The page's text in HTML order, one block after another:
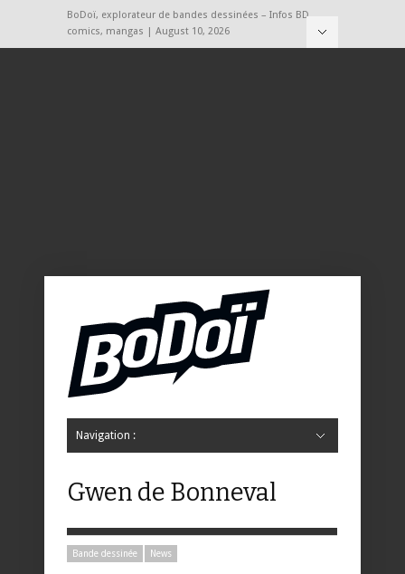
BoDoï, explorateur de bandes dessinées – Infos BD,
comics, mangas | August 10, 2026
Navigation :
Gwen de Bonneval
Bande dessinée News